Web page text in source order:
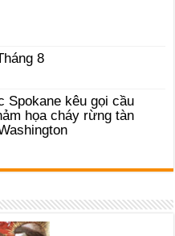
8
Spokane kêu gọi cầu
họa cháy rừng tàn